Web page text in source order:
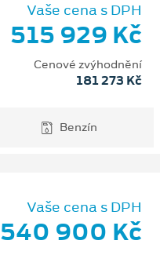
Vaše cena s DPH
515 929 Kč
Cenové zvýhodnění
181 273 Kč
Benzín
Vaše cena s DPH
540 900 Kč